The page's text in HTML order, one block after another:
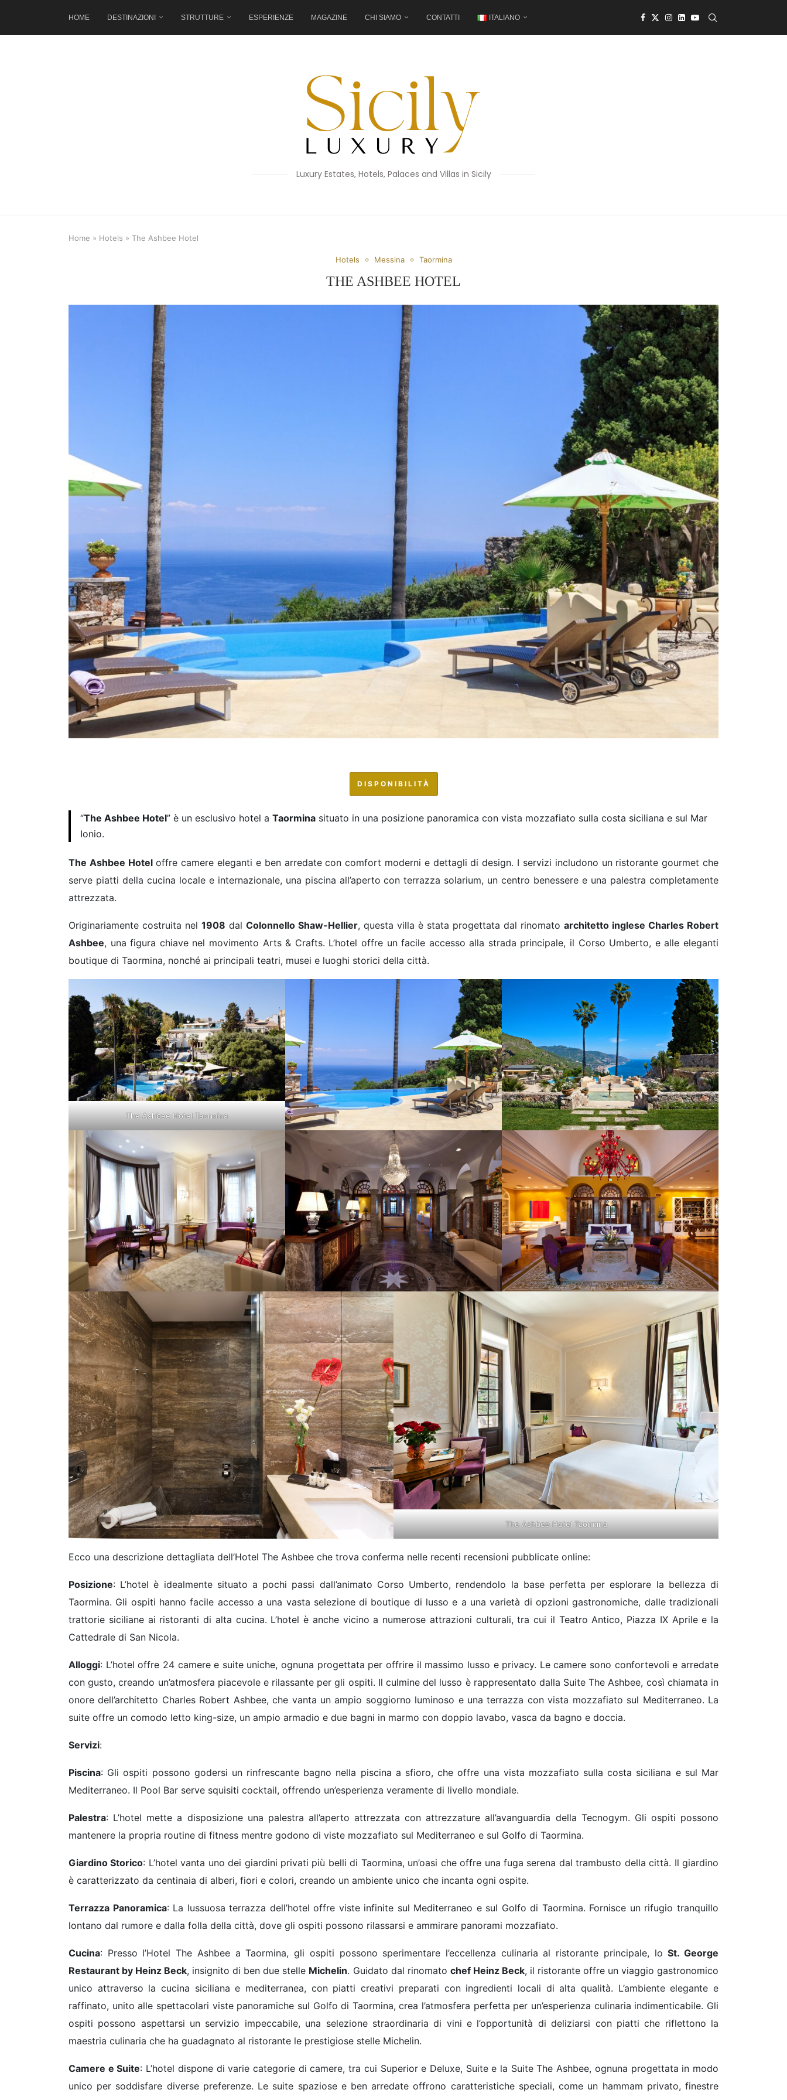
HOME DESTINAZIONI STRUTTURE ESPERIENZE MAGAZINE CHI SIAMO CONTATTI ITALIANO
Luxury Estates, Hotels, Palaces and Villas in Sicily
Home » Hotels » The Ashbee Hotel
Hotels Messina Taormina
THE ASHBEE HOTEL
DISPONIBILITÀ
“The Ashbee Hotel” è un esclusivo hotel a Taormina situato in una posizione panoramica con vista mozzafiato sulla costa siciliana e sul Mar
Ionio.
The Ashbee Hoteloffre camere eleganti e ben arredate con comfort moderni e dettagli di design. I servizi includono un ristorante gourmet che
serve piatti della cucina locale e internazionale, una piscina all’aperto con terrazza solarium, un centro benessere e una palestra completamente
attrezzata.
Originariamente costruita nel 1908 dal Colonnello Shaw-Hellier, questa villa è stata progettata dal rinomato architetto inglese Charles Robert
Ashbee, una figura chiave nel movimento Arts & Crafts. L’hotel offre un facile accesso alla strada principale, il Corso Umberto, e alle eleganti
boutique di Taormina, nonché ai principali teatri, musei e luoghi storici della città.
The Ashbee Hotel Taormina
The Ashbee Hotel Taormina
Ecco una descrizione dettagliata dell’Hotel The Ashbee che trova conferma nelle recenti recensioni pubblicate online:
Posizione: L’hotel è idealmente situato a pochi passi dall’animato Corso Umberto, rendendolo la base perfetta per esplorare la bellezza di
Taormina. Gli ospiti hanno facile accesso a una vasta selezione di boutique di lusso e a una varietà di opzioni gastronomiche, dalle tradizionali
trattorie siciliane ai ristoranti di alta cucina. L’hotel è anche vicino a numerose attrazioni culturali, tra cui il Teatro Antico, Piazza IX Aprile e la
Cattedrale di San Nicola.
Alloggi: L’hotel offre 24 camere e suite uniche, ognuna progettata per offrire il massimo lusso e privacy. Le camere sono confortevoli e arredate
con gusto, creando un’atmosfera piacevole e rilassante per gli ospiti. Il culmine del lusso è rappresentato dalla Suite The Ashbee, così chiamata in
onore dell’architetto Charles Robert Ashbee, che vanta un ampio soggiorno luminoso e una terrazza con vista mozzafiato sul Mediterraneo. La
suite offre un comodo letto king-size, un ampio armadio e due bagni in marmo con doppio lavabo, vasca da bagno e doccia.
Servizi:
Piscina: Gli ospiti possono godersi un rinfrescante bagno nella piscina a sfioro, che offre una vista mozzafiato sulla costa siciliana e sul Mar
Mediterraneo. Il Pool Bar serve squisiti cocktail, offrendo un’esperienza veramente di livello mondiale.
Palestra: L’hotel mette a disposizione una palestra all’aperto attrezzata con attrezzature all’avanguardia della Tecnogym. Gli ospiti possono
mantenere la propria routine di fitness mentre godono di viste mozzafiato sul Mediterraneo e sul Golfo di Taormina.
Giardino Storico: L’hotel vanta uno dei giardini privati più belli di Taormina, un’oasi che offre una fuga serena dal trambusto della città. Il giardino
è caratterizzato da centinaia di alberi, fiori e colori, creando un ambiente unico che incanta ogni ospite.
Terrazza Panoramica: La lussuosa terrazza dell’hotel offre viste infinite sul Mediterraneo e sul Golfo di Taormina. Fornisce un rifugio tranquillo
lontano dal rumore e dalla folla della città, dove gli ospiti possono rilassarsi e ammirare panorami mozzafiato.
Cucina: Presso l’Hotel The Ashbee a Taormina, gli ospiti possono sperimentare l’eccellenza culinaria al ristorante principale, loSt. George
Restaurant by Heinz Beck, insignito di ben due stelle Michelin. Guidato dal rinomato chef Heinz Beck, il ristorante offre un viaggio gastronomico
unico attraverso la cucina siciliana e mediterranea, con piatti creativi preparati con ingredienti locali di alta qualità. L’ambiente elegante e
raffinato, unito alle spettacolari viste panoramiche sul Golfo di Taormina, crea l’atmosfera perfetta per un’esperienza culinaria indimenticabile. Gli
ospiti possono aspettarsi un servizio impeccabile, una selezione straordinaria di vini e l’opportunità di deliziarsi con piatti che riflettono la
maestria culinaria che ha guadagnato al ristorante le prestigiose stelle Michelin.
Camere e Suite: L’hotel dispone di varie categorie di camere, tra cui Superior e Deluxe, Suite e la Suite The Ashbee, ognuna progettata in modo
unico per soddisfare diverse preferenze. Le suite spaziose e ben arredate offrono caratteristiche speciali, come un hammam privato, finestre